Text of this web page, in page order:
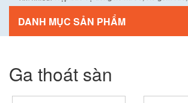
DANH MỤC SẢN PHẨM
Ga thoát sàn